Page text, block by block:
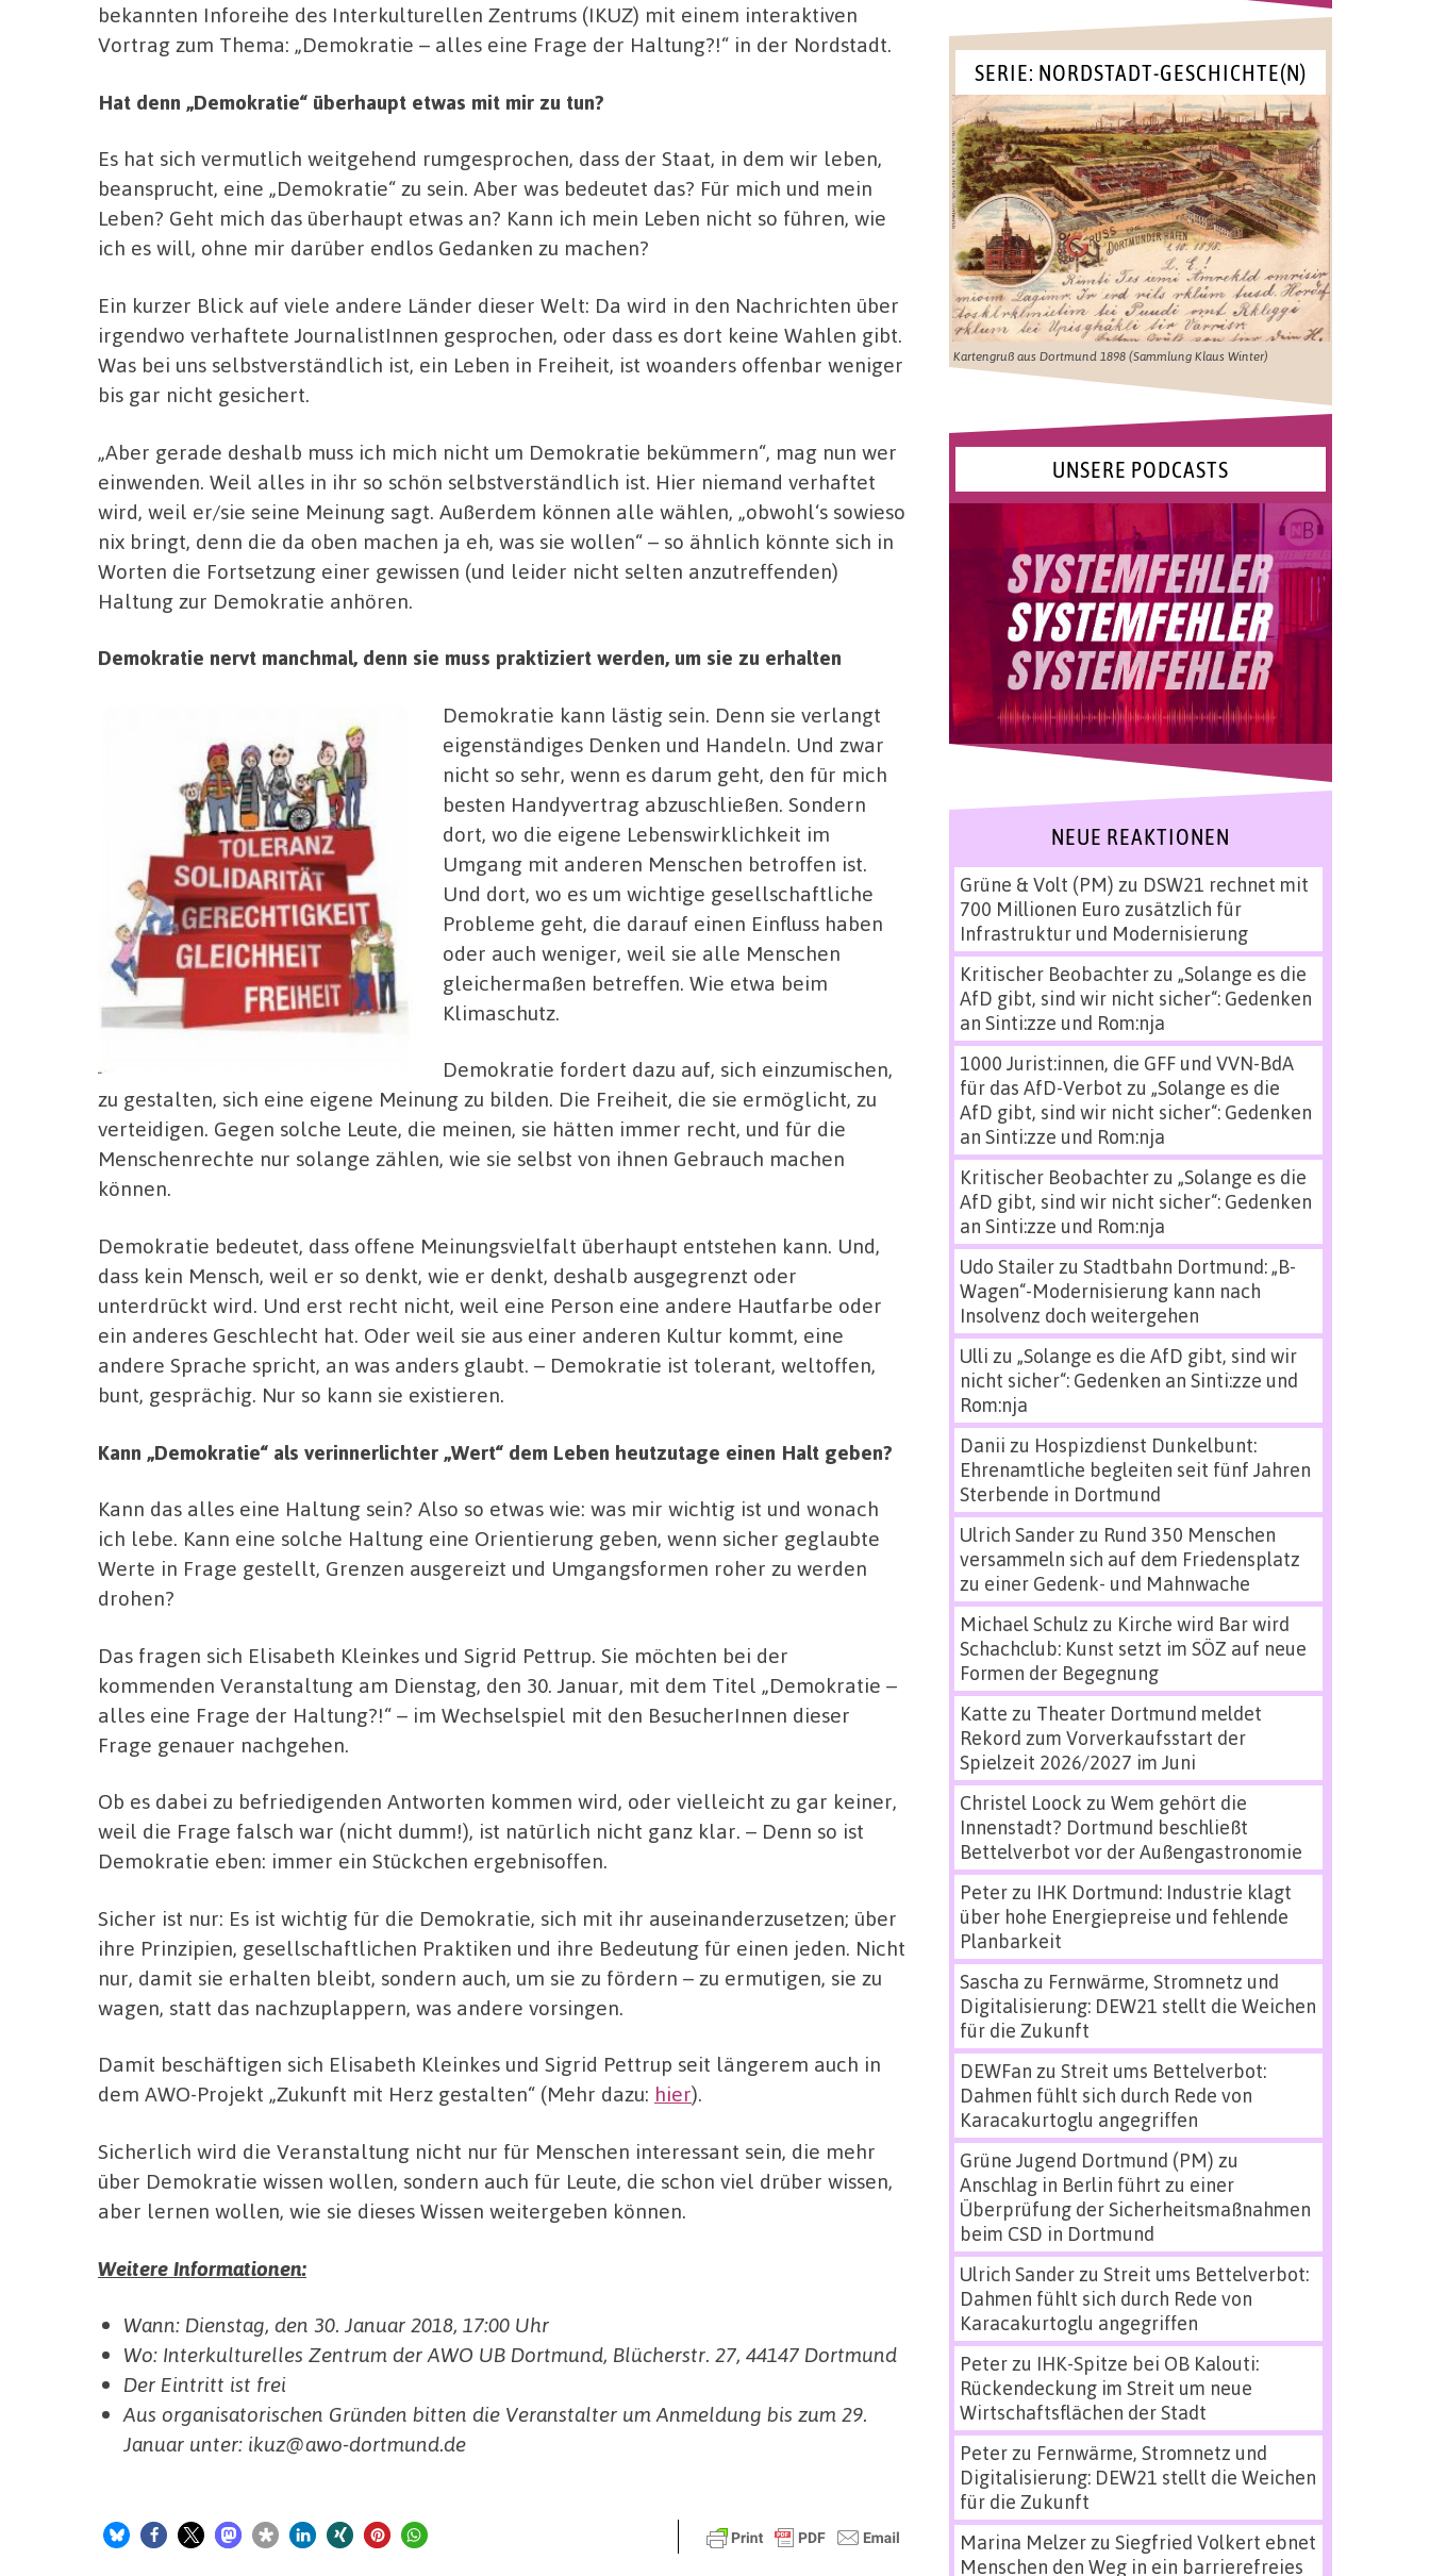
bekannten Inforeihe des Interkulturellen Zentrums (IKUZ) mit einem interaktiven
Vortrag zum Thema: „Demokratie – alles eine Frage der Haltung?!“ in der Nordstadt.
Hat denn „Demokratie“ überhaupt etwas mit mir zu tun?
Es hat sich vermutlich weitgehend rumgesprochen, dass der Staat, in dem wir leben,
beansprucht, eine „Demokratie“ zu sein. Aber was bedeutet das? Für mich und mein
Leben? Geht mich das überhaupt etwas an? Kann ich mein Leben nicht so führen, wie
ich es will, ohne mir darüber endlos Gedanken zu machen?
Ein kurzer Blick auf viele andere Länder dieser Welt: Da wird in den Nachrichten über
irgendwo verhaftete JournalistInnen gesprochen, oder dass es dort keine Wahlen gibt.
Was bei uns selbstverständlich ist, ein Leben in Freiheit, ist woanders offenbar weniger
bis gar nicht gesichert.
„Aber gerade deshalb muss ich mich nicht um Demokratie bekümmern“, mag nun wer
einwenden. Weil alles in ihr so schön selbstverständlich ist. Hier niemand verhaftet
wird, weil er/sie seine Meinung sagt. Außerdem können alle wählen, „obwohl‘s sowieso
nix bringt, denn die da oben machen ja eh, was sie wollen“ – so ähnlich könnte sich in
Worten die Fortsetzung einer gewissen (und leider nicht selten anzutreffenden)
Haltung zur Demokratie anhören.
Demokratie nervt manchmal, denn sie muss praktiziert werden, um sie zu erhalten
Demokratie kann lästig sein. Denn sie verlangt
eigenständiges Denken und Handeln. Und zwar
nicht so sehr, wenn es darum geht, den für mich
besten Handyvertrag abzuschließen. Sondern
dort, wo die eigene Lebenswirklichkeit im
Umgang mit anderen Menschen betroffen ist.
Und dort, wo es um wichtige gesellschaftliche
Probleme geht, die darauf einen Einfluss haben
oder auch weniger, weil sie alle Menschen
gleichermaßen betreffen. Wie etwa beim
Klimaschutz.
Demokratie fordert dazu auf, sich einzumischen,
zu gestalten, sich eine eigene Meinung zu bilden. Die Freiheit, die sie ermöglicht, zu
verteidigen. Gegen solche Leute, die meinen, sie hätten immer recht, und für die
Menschenrechte nur solange zählen, wie sie selbst von ihnen Gebrauch machen
können.
Demokratie bedeutet, dass offene Meinungsvielfalt überhaupt entstehen kann. Und,
dass kein Mensch, weil er so denkt, wie er denkt, deshalb ausgegrenzt oder
unterdrückt wird. Und erst recht nicht, weil eine Person eine andere Hautfarbe oder
ein anderes Geschlecht hat. Oder weil sie aus einer anderen Kultur kommt, eine
andere Sprache spricht, an was anders glaubt. – Demokratie ist tolerant, weltoffen,
bunt, gesprächig. Nur so kann sie existieren.
Kann „Demokratie“ als verinnerlichter „Wert“ dem Leben heutzutage einen Halt geben?
Kann das alles eine Haltung sein? Also so etwas wie: was mir wichtig ist und wonach
ich lebe. Kann eine solche Haltung eine Orientierung geben, wenn sicher geglaubte
Werte in Frage gestellt, Grenzen ausgereizt und Umgangsformen roher zu werden
drohen?
Das fragen sich Elisabeth Kleinkes und Sigrid Pettrup. Sie möchten bei der
kommenden Veranstaltung am Dienstag, den 30. Januar, mit dem Titel „Demokratie –
alles eine Frage der Haltung?!“ – im Wechselspiel mit den BesucherInnen dieser
Frage genauer nachgehen.
Ob es dabei zu befriedigenden Antworten kommen wird, oder vielleicht zu gar keiner,
weil die Frage falsch war (nicht dumm!), ist natürlich nicht ganz klar. – Denn so ist
Demokratie eben: immer ein Stückchen ergebnisoffen.
Sicher ist nur: Es ist wichtig für die Demokratie, sich mit ihr auseinanderzusetzen; über
ihre Prinzipien, gesellschaftlichen Praktiken und ihre Bedeutung für einen jeden. Nicht
nur, damit sie erhalten bleibt, sondern auch, um sie zu fördern – zu ermutigen, sie zu
wagen, statt das nachzuplappern, was andere vorsingen.
Damit beschäftigen sich Elisabeth Kleinkes und Sigrid Pettrup seit längerem auch in
dem AWO-Projekt „Zukunft mit Herz gestalten“ (Mehr dazu: hier).
Sicherlich wird die Veranstaltung nicht nur für Menschen interessant sein, die mehr
über Demokratie wissen wollen, sondern auch für Leute, die schon viel drüber wissen,
aber lernen wollen, wie sie dieses Wissen weitergeben können.
Weitere Informationen:
Wann: Dienstag, den 30. Januar 2018, 17:00 Uhr
Wo: Interkulturelles Zentrum der AWO UB Dortmund, Blücherstr. 27, 44147 Dortmund
Der Eintritt ist frei
Aus organisatorischen Gründen bitten die Veranstalter um Anmeldung bis zum 29.
Januar unter: ikuz@awo-dortmund.de
SERIE: NORDSTADT-GESCHICHTE(N)
Kartengruß aus Dortmund 1898 (Sammlung Klaus Winter)
UNSERE PODCASTS
NEUE REAKTIONEN
Grüne & Volt (PM) zu DSW21 rechnet mit
700 Millionen Euro zusätzlich für
Infrastruktur und Modernisierung
Kritischer Beobachterzu „Solange es die
AfD gibt, sind wir nicht sicher“: Gedenken
an Sinti:zze und Rom:nja
1000 Jurist:innen, die GFF und VVN-BdA
für das AfD-Verbot zu „Solange es die
AfD gibt, sind wir nicht sicher“: Gedenken
an Sinti:zze und Rom:nja
Kritischer Beobachterzu „Solange es die
AfD gibt, sind wir nicht sicher“: Gedenken
an Sinti:zze und Rom:nja
Udo Stailerzu Stadtbahn Dortmund: „B-
Wagen“-Modernisierung kann nach
Insolvenz doch weitergehen
Ulli zu „Solange es die AfD gibt, sind wir
nicht sicher“: Gedenken an Sinti:zze und
Rom:nja
Danii zu Hospizdienst Dunkelbunt:
Ehrenamtliche begleiten seit fünf Jahren
Sterbende in Dortmund
Ulrich Sanderzu Rund 350 Menschen
versammeln sich auf dem Friedensplatz
zu einer Gedenk- und Mahnwache
Michael Schulz zu Kirche wird Bar wird
Schachclub: Kunst setzt im SÖZ auf neue
Formen der Begegnung
Katte zu Theater Dortmund meldet
Rekord zum Vorverkaufsstart der
Spielzeit 2026/2027 im Juni
Christel Loock zu Wem gehört die
Innenstadt? Dortmund beschließt
Bettelverbot vor der Außengastronomie
Peterzu IHK Dortmund: Industrie klagt
über hohe Energiepreise und fehlende
Planbarkeit
Sascha zu Fernwärme, Stromnetz und
Digitalisierung: DEW21 stellt die Weichen
für die Zukunft
DEWFan zu Streit ums Bettelverbot:
Dahmen fühlt sich durch Rede von
Karacakurtoglu angegriffen
Grüne Jugend Dortmund (PM) zu
Anschlag in Berlin führt zu einer
Überprüfung der Sicherheitsmaßnahmen
beim CSD in Dortmund
Ulrich Sanderzu Streit ums Bettelverbot:
Dahmen fühlt sich durch Rede von
Karacakurtoglu angegriffen
Peterzu IHK-Spitze bei OB Kalouti:
Rückendeckung im Streit um neue
Wirtschaftsflächen der Stadt
Peterzu Fernwärme, Stromnetz und
Digitalisierung: DEW21 stellt die Weichen
für die Zukunft
Marina Melzerzu Siegfried Volkert ebnet
Menschen den Weg in ein barrierefreies